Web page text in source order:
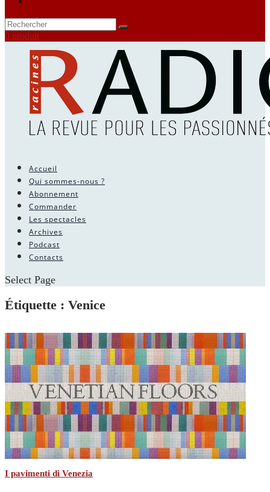
0 produit
Accueil
Qui sommes-nous ?
Abonnement
Commander
Les spectacles
Archives
Podcast
Contacts
Select Page
Étiquette : Venice
I pavimenti di Venezia